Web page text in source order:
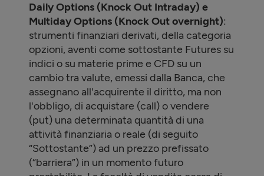
Daily Options (Knock Out Intraday) e
Multiday Options (Knock Out overnight):
strumenti finanziari derivati, della categoria
opzioni, aventi come sottostante Futures su
indici o su materie prime e CFD su un
cambio tra valute, emessi dalla Banca, che
assegnano all'acquirente il diritto, ma non
l'obbligo, di acquistare (call) o vendere
(put) una determinata quantità di una
attività finanziaria o reale (di seguito
“Sottostante”) ad un prezzo prefissato
(“barriera”) in un momento futuro